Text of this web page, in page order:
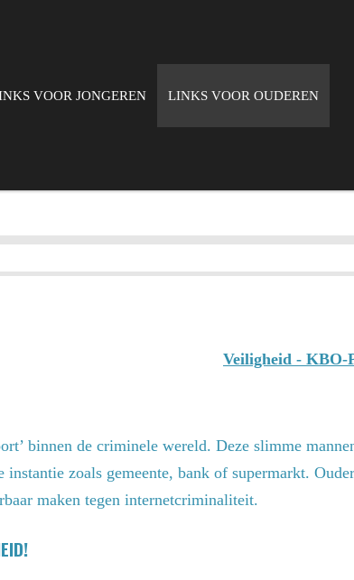
VOOR JONGEREN LINKS VOOR OUDEREN
Veiligheid - KBO-
binnen de criminele wereld. Deze slimme
zoals gemeente, bank of supermarkt.
maken tegen internetcriminaliteit.